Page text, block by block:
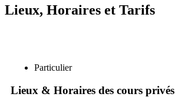
Lieux, Horaires et Tarifs
Particulier
Lieux & Horaires des cours privés